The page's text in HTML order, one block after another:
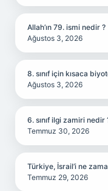
Allah’ın 79. ismi nedir ?
Ağustos 3, 2026
8. sınıf için kısaca
Ağustos 3, 2026
6. sınıf ilgi zamiri nedir
Temmuz 30, 2026
Türkiye, İsrail’i ne
Temmuz 29, 2026